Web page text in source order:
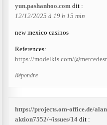
yun.pashanhoo.com dit :
12/12/2025 à 19 h 15 min
new mexico casinos
References:
https://modelkis.com/
Répondre
https://projects.om-office.de/
aktion7552/-/issues/14 dit :